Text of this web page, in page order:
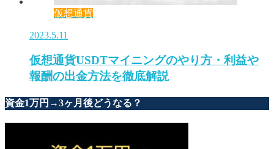
仮想通貨
2023.5.11
仮想通貨USDTマイニングのやり方・利益や
報酬の出金方法を徹底解説
資金1万円→3ヶ月後どうなる？